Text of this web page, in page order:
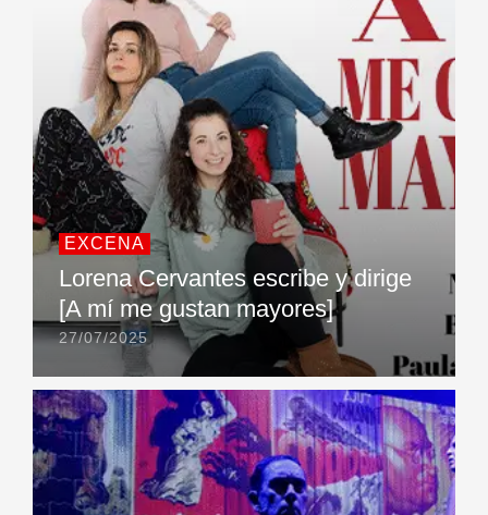
EXCENA
Lorena Cervantes escribe y dirige
[A mí me gustan mayores]
27/07/2025